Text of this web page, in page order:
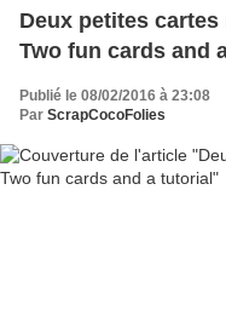
Deux petites
Two fun cards and
Publié le 08/02/2016 à 23:08
Par ScrapCocoFolies